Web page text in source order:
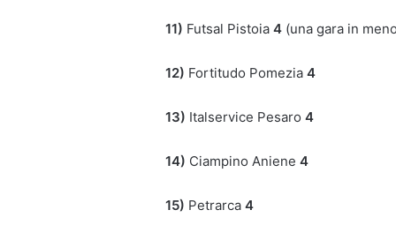
11) Futsal Pistoia 4 (una gara in
12) Fortitudo Pomezia 4
13) Italservice Pesaro 4
14) Ciampino Aniene 4
15) Petrarca 4